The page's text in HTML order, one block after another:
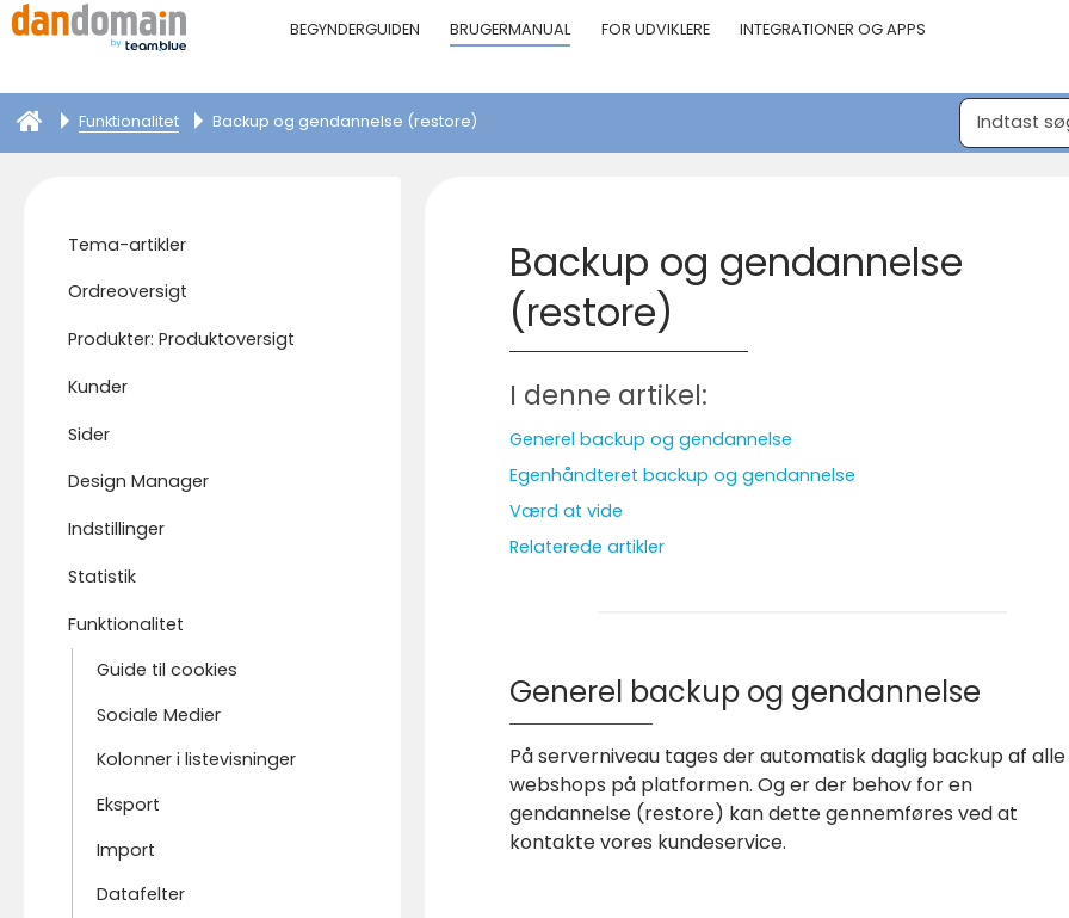
BEGYNDERGUIDEN BRUGERMANUAL FOR UDVIKLERE INTEGRATIONER OG APPS
Backup og gendannelse (restore)
Funktionalitet
Tema-artikler
Ordreoversigt
Produkter: Produktoversigt
Kunder
Sider
Design Manager
Indstillinger
Statistik
Funktionalitet
Guide til cookies
Sociale Medier
Kolonner i listevisninger
Eksport
Import
Datafelter
Backup og gendannelse
(restore)
I denne artikel:
Generel backup og gendannelse
Egenhåndteret backup og gendannelse
Værd at vide
Relaterede artikler
Generel backup og gendannelse
På serverniveau tages der automatisk daglig backup af alle
webshops på platformen. Og er der behov for en
gendannelse (restore) kan dette gennemføres ved at
kontakte vores kundeservice.